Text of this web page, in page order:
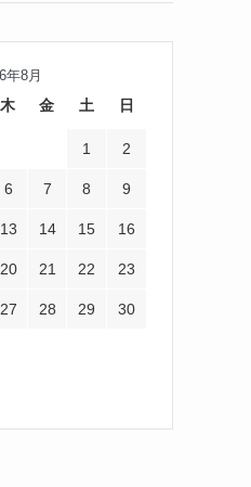
年8月
木 金 土 日
1 2
6 7 8 9
13 14 15 16
20 21 22 23
27 28 29 30